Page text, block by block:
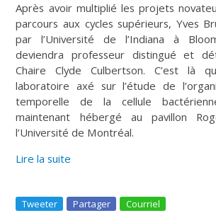
Après avoir multiplié les projets
parcours aux cycles supérieurs, Yves
par l’Université de l’Indiana à
deviendra professeur distingué et
Chaire Clyde Culbertson. C’est là
laboratoire axé sur l’étude de
temporelle de la cellule
maintenant hébergé au pavillon
l’Université de Montréal.
Lire la suite
Tweeter Partager Courriel